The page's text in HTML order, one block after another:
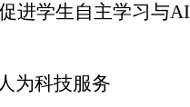
进学生自主学习与
为科技服务